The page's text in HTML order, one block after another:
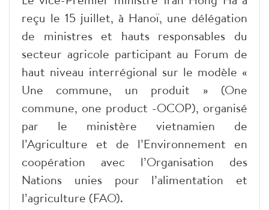
reçu le 15 juillet, à Hanoï, une délégation
de ministres et hauts responsables du
secteur agricole participant au Forum de
haut niveau interrégional sur le modèle «
Une commune, un produit » (One
commune, one product -OCOP), organisé
par le ministère vietnamien de
l’Agriculture et de l’Environnement en
coopération avec l’Organisation des
Nations unies pour l’alimentation et
l’agriculture (FAO).